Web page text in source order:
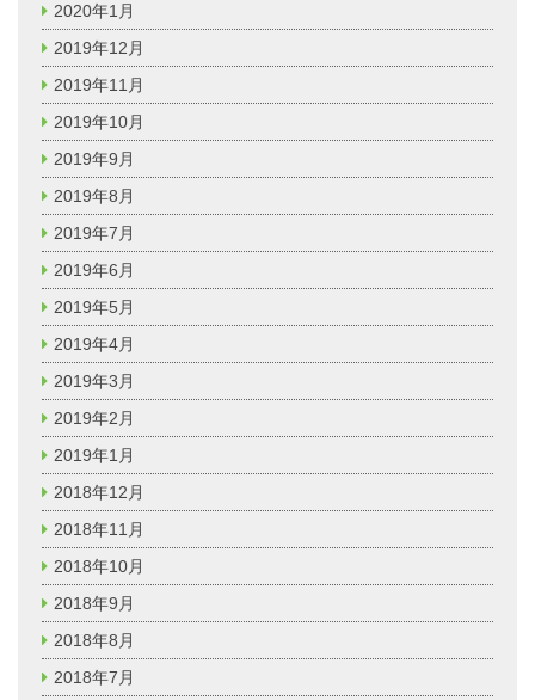
2020年1月
2019年12月
2019年11月
2019年10月
2019年9月
2019年8月
2019年7月
2019年6月
2019年5月
2019年4月
2019年3月
2019年2月
2019年1月
2018年12月
2018年11月
2018年10月
2018年9月
2018年8月
2018年7月